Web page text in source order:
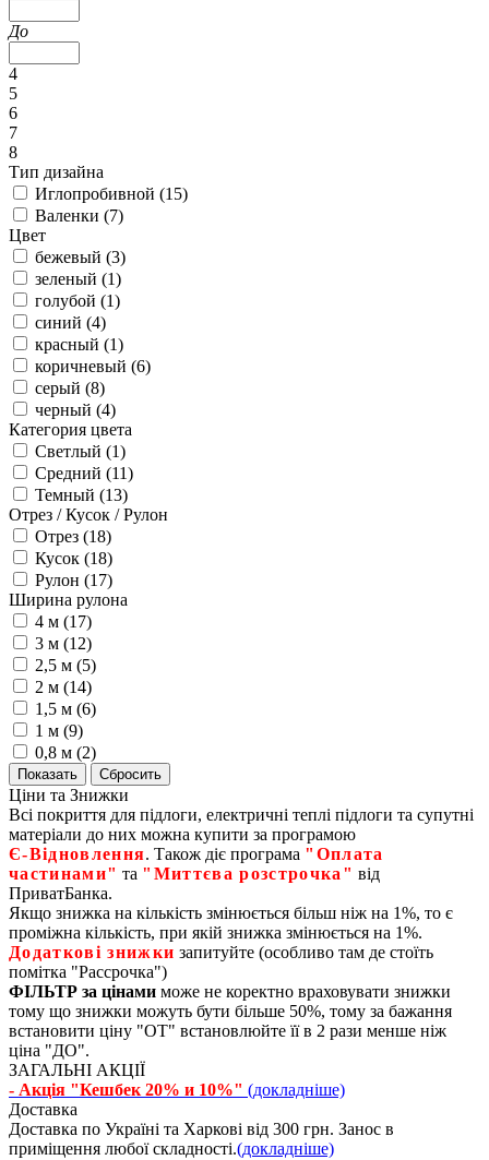
До
4
5
6
7
8
Тип дизайна
Иглопробивной (15)
Валенки (7)
Цвет
бежевый (3)
зеленый (1)
голубой (1)
синий (4)
красный (1)
коричневый (6)
серый (8)
черный (4)
Категория цвета
Светлый (1)
Средний (11)
Темный (13)
Отрез / Кусок / Рулон
Отрез (18)
Кусок (18)
Рулон (17)
Ширина рулона
4 м (17)
3 м (12)
2,5 м (5)
2 м (14)
1,5 м (6)
1 м (9)
0,8 м (2)
Ціни та Знижки
Всі покриття для підлоги, електричні теплі підлоги та супутні
матеріали до них можна купити за програмою
Є‑Відновлення. Також діє програма "Оплата
частинами" та "Миттєва розстрочка" від
ПриватБанка.
Якщо знижка на кількість змінюється більш ніж на 1%, то є
проміжна кількість, при якій знижка змінюється на 1%.
Додаткові знижки запитуйте (особливо там де стоїть
помітка "Рассрочка")
ФІЛЬТР за цінами може не коректно враховувати знижки
тому що знижки можуть бути більше 50%, тому за бажання
встановити ціну "ОТ" встановлюйте її в 2 рази менше ніж
ціна "ДО".
ЗАГАЛЬНІ АКЦІЇ
- Акція "Кешбек 20% и 10%" (докладніше)
Доставка
Доставка по Україні та Харкові від 300 грн. Занос в
приміщення любої складності.(докладніше)